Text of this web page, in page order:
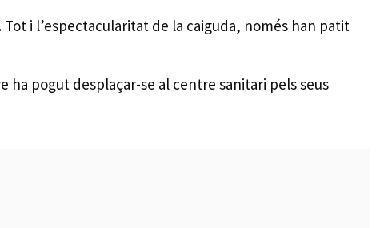
. Tot i l’espectacularitat de la caiguda, només han patit
ha pogut desplaçar-se al centre sanitari pels seus